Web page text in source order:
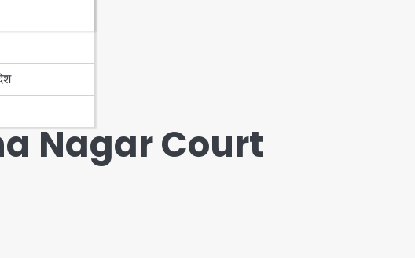
Nagar Court